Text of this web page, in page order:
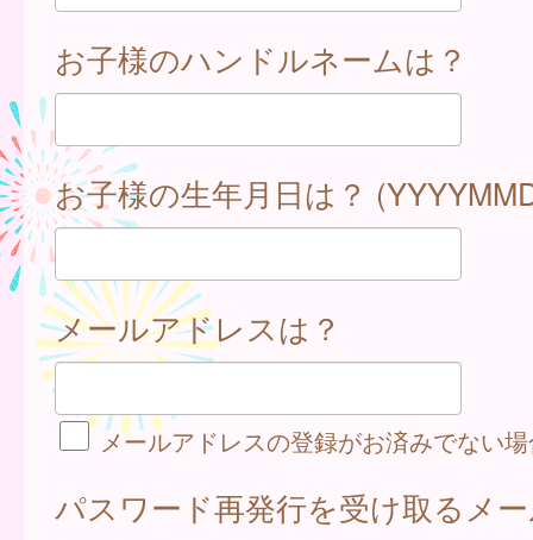
お子様のハンドルネームは？
お子様の生年月日は？
メールアドレスは？
メールアドレスの登録がお済みでない
パスワード再発行を受け取るメ